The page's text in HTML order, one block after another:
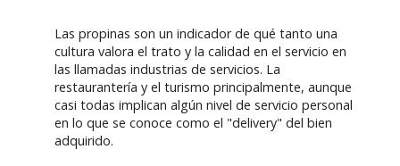
Las propinas son un indicador de qué tanto una
cultura valora el trato y la calidad en el servicio en
las llamadas industrias de servicios. La
restaurantería y el turismo principalmente, aunque
casi todas implican algún nivel de servicio personal
en lo que se conoce como el "delivery" del bien
adquirido.